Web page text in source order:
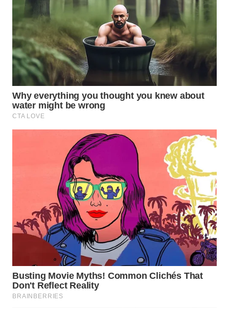
SIMALUNGUN
LABUHANBATU
WN
TAPANULI
TENGAH
WN DELI
SERDANG
PAKPAK
WN
KARAWANG
WN
BEKASI